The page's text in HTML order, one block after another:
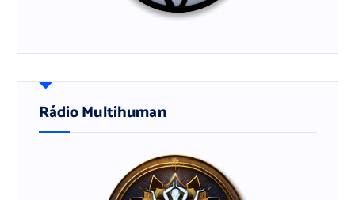
Rádio Multihuman